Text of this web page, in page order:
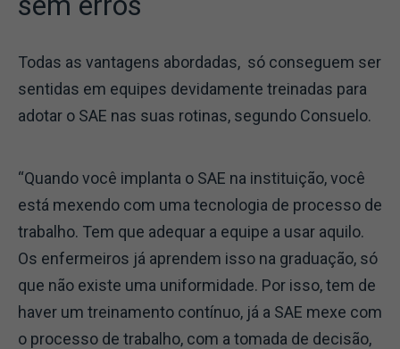
Todas as vantagens abordadas, só conseguem ser
sentidas em equipes devidamente treinadas para
adotar o SAE nas suas rotinas, segundo Consuelo.
“Quando você implanta o SAE na instituição, você
está mexendo com uma tecnologia de processo de
trabalho. Tem que adequar a equipe a usar aquilo.
Os enfermeiros já aprendem isso na graduação, só
que não existe uma uniformidade. Por isso, tem de
haver um treinamento contínuo, já a SAE mexe com
o processo de trabalho, com a tomada de decisão,